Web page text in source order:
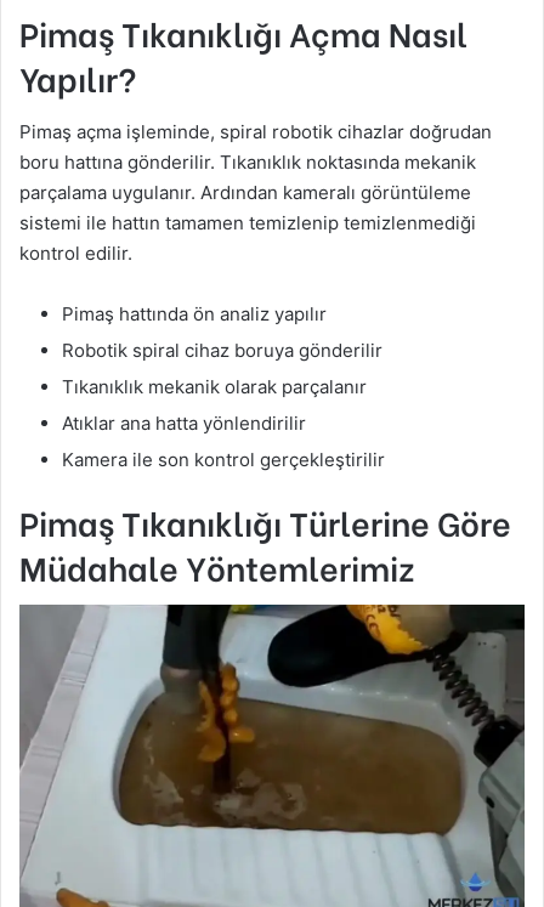
Pimaş Tıkanıklığı Açma Nasıl
Yapılır?
Pimaş açma işleminde, spiral robotik cihazlar doğrudan
boru hattına gönderilir. Tıkanıklık noktasında mekanik
parçalama uygulanır. Ardından kameralı görüntüleme
sistemi ile hattın tamamen temizlenip temizlenmediği
kontrol edilir.
Pimaş hattında ön analiz yapılır
Robotik spiral cihaz boruya gönderilir
Tıkanıklık mekanik olarak parçalanır
Atıklar ana hatta yönlendirilir
Kamera ile son kontrol gerçekleştirilir
Pimaş Tıkanıklığı Türlerine Göre
Müdahale Yöntemlerimiz